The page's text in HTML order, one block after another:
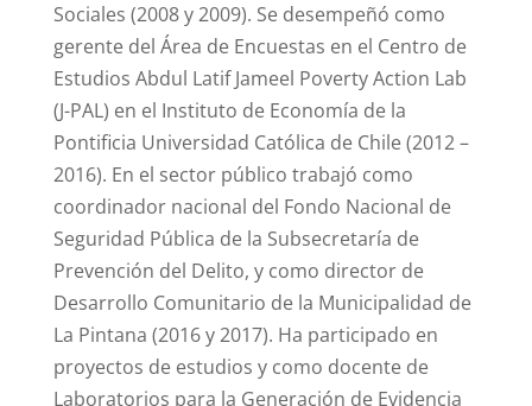
Sociales (2008 y 2009). Se desempeñó como
gerente del Área de Encuestas en el Centro de
Estudios Abdul Latif Jameel Poverty Action Lab
(J-PAL) en el Instituto de Economía de la
Pontificia Universidad Católica de Chile (2012 –
2016). En el sector público trabajó como
coordinador nacional del Fondo Nacional de
Seguridad Pública de la Subsecretaría de
Prevención del Delito, y como director de
Desarrollo Comunitario de la Municipalidad de
La Pintana (2016 y 2017). Ha participado en
proyectos de estudios y como docente de
Laboratorios para la Generación de Evidencia